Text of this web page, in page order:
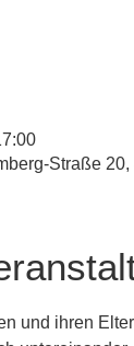
Straße
und ihren